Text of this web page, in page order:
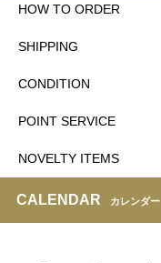
HOW TO ORDER
SHIPPING
CONDITION
POINT SERVICE
NOVELTY ITEMS
CALENDAR カレンダー